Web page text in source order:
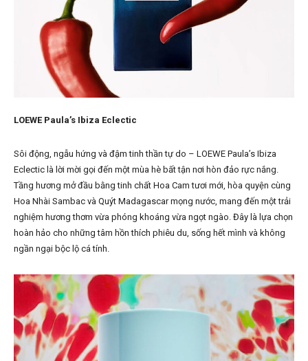
LOEWE Paula’s Ibiza Eclectic
Sôi động, ngẫu hứng và đậm tinh thần tự do – LOEWE Paula’s Ibiza
Eclectic là lời mời gọi đến một mùa hè bất tận nơi hòn đảo rực nắng.
Tầng hương mở đầu bằng tinh chất Hoa Cam tươi mới, hòa quyện cùng
Hoa Nhài Sambac và Quýt Madagascar mọng nước, mang đến một trải
nghiệm hương thơm vừa phóng khoáng vừa ngọt ngào. Đây là lựa chọn
hoàn hảo cho những tâm hồn thích phiêu du, sống hết mình và không
ngần ngại bộc lộ cá tính.